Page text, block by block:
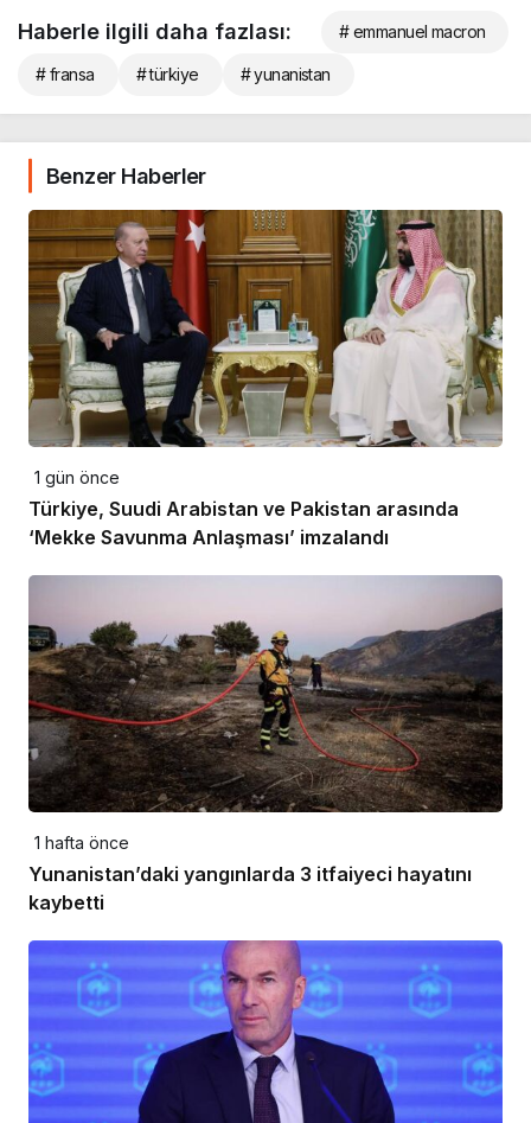
Haberle ilgili daha fazlası: # emmanuel macron
# fransa # türkiye # yunanistan
Benzer Haberler
1 gün önce
Türkiye, Suudi Arabistan ve Pakistan arasında
‘Mekke Savunma Anlaşması’ imzalandı
1 hafta önce
Yunanistan’daki yangınlarda 3 itfaiyeci hayatını
kaybetti